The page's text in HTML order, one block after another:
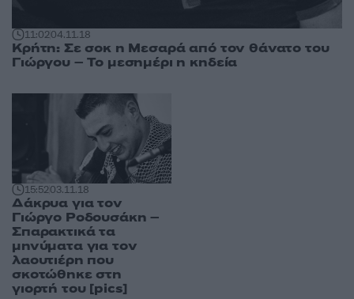
11:0204.11.18
Κρήτη: Σε σοκ η Μεσαρά από τον θάνατο του
Γιώργου – Το μεσημέρι η κηδεία
15:5203.11.18
Δάκρυα για τον
Γιώργο Ροδουσάκη –
Σπαρακτικά τα
μηνύματα για τον
λαουτιέρη που
σκοτώθηκε στη
γιορτή του [pics]